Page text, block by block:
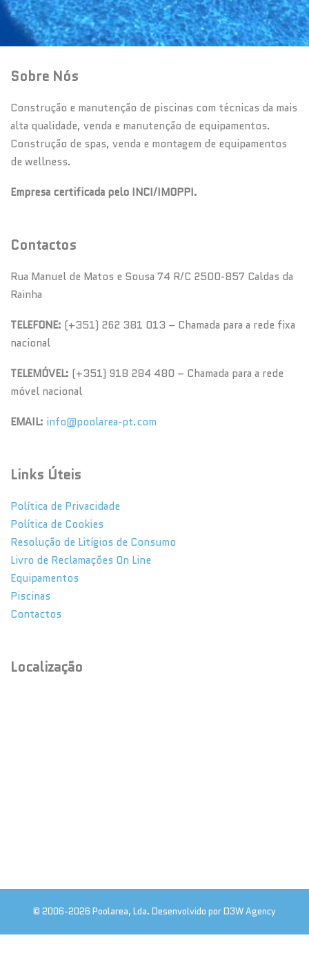
Sobre Nós
Construção e manutenção de piscinas com técnicas da mais
alta qualidade, venda e manutenção de equipamentos.
Construção de spas, venda e montagem de equipamentos
de wellness.
Empresa certificada pelo INCI/IMOPPI.
Contactos
Rua Manuel de Matos e Sousa 74 R/C 2500-857 Caldas da
Rainha
TELEFONE: (+351) 262 381 013 – Chamada para a rede fixa
nacional
TELEMÓVEL: (+351) 918 284 480 – Chamada para a rede
móvel nacional
EMAIL: info@poolarea-pt.com
Links Úteis
Política de Privacidade
Política de Cookies
Resolução de Litígios de Consumo
Livro de Reclamações On Line
Equipamentos
Piscinas
Contactos
Localização
© 2006-2026 Poolarea, Lda. Desenvolvido por D3W Agency